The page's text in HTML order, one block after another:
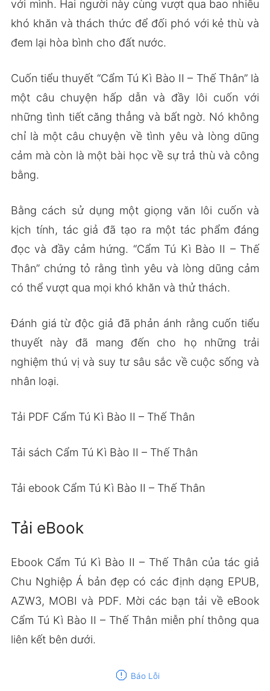
với mình. Hai người này cùng vượt qua bao nhiêu
khó khăn và thách thức để đối phó với kẻ thù và
đem lại hòa bình cho đất nước.
Cuốn tiểu thuyết “Cẩm Tú Kì Bào II – Thế Thân” là
một câu chuyện hấp dẫn và đầy lôi cuốn với
những tình tiết căng thẳng và bất ngờ. Nó không
chỉ là một câu chuyện về tình yêu và lòng dũng
cảm mà còn là một bài học về sự trả thù và công
bằng.
Bằng cách sử dụng một giọng văn lôi cuốn và
kịch tính, tác giả đã tạo ra một tác phẩm đáng
đọc và đầy cảm hứng. “Cẩm Tú Kì Bào II – Thế
Thân” chứng tỏ rằng tình yêu và lòng dũng cảm
có thể vượt qua mọi khó khăn và thử thách.
Đánh giá từ độc giả đã phản ánh rằng cuốn tiểu
thuyết này đã mang đến cho họ những trải
nghiệm thú vị và suy tư sâu sắc về cuộc sống và
nhân loại.
Tải PDF Cẩm Tú Kì Bào II – Thế Thân
Tải sách Cẩm Tú Kì Bào II – Thế Thân
Tải ebook Cẩm Tú Kì Bào II – Thế Thân
Tải eBook
Ebook Cẩm Tú Kì Bào II – Thế Thân của tác giả
Chu Nghiệp Á bản đẹp có các định dạng EPUB,
AZW3, MOBI và PDF. Mời các bạn tải về eBook
Cẩm Tú Kì Bào II – Thế Thân miễn phí thông qua
liên kết bên dưới.
report Báo Lỗi